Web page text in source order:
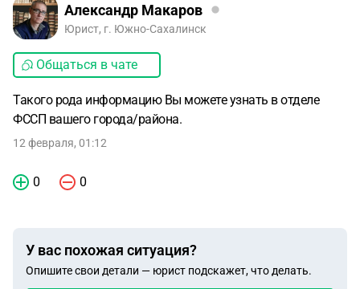
Александр Макаров
Юрист, г. Южно-Сахалинск
Общаться в чате
Такого рода информацию Вы можете узнать в отделе
ФССП вашего города/района.
12 февраля, 01:12
0 0
У вас похожая ситуация?
Опишите свои детали — юрист подскажет, что делать.